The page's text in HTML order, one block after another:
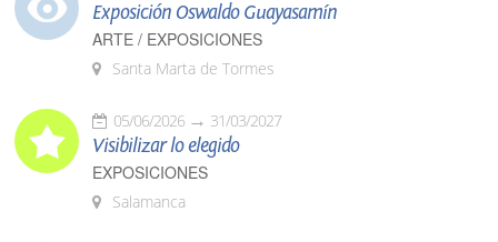
Exposición Oswaldo Guayasamín
ARTE / EXPOSICIONES
Santa Marta de Tormes
05/06/2026 31/03/2027
Visibilizar lo elegido
EXPOSICIONES
Salamanca